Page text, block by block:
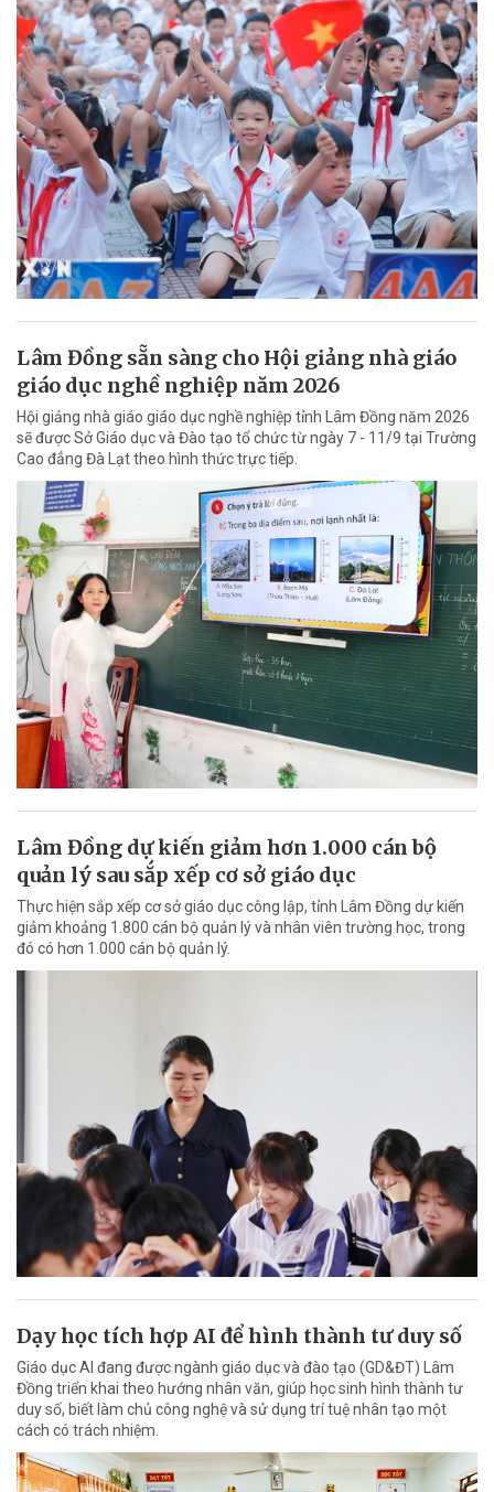
Lâm Đồng sẵn sàng cho Hội giảng nhà giáo
giáo dục nghề nghiệp năm 2026
Hội giảng nhà giáo giáo dục nghề nghiệp tỉnh Lâm Đồng năm 2026
sẽ được Sở Giáo dục và Đào tạo tổ chức từ ngày 7 - 11/9 tại Trường
Cao đẳng Đà Lạt theo hình thức trực tiếp.
Lâm Đồng dự kiến giảm hơn 1.000 cán bộ
quản lý sau sắp xếp cơ sở giáo dục
Thực hiện sắp xếp cơ sở giáo dục công lập, tỉnh Lâm Đồng dự kiến
giảm khoảng 1.800 cán bộ quản lý và nhân viên trường học, trong
đó có hơn 1.000 cán bộ quản lý.
Dạy học tích hợp AI để hình thành tư duy số
Giáo dục AI đang được ngành giáo dục và đào tạo (GD&ĐT) Lâm
Đồng triển khai theo hướng nhân văn, giúp học sinh hình thành tư
duy số, biết làm chủ công nghệ và sử dụng trí tuệ nhân tạo một
cách có trách nhiệm.